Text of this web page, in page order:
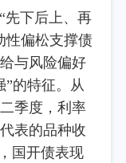
先下后上、再
性偏松支撑债
与风险偏好
”的特征。从
季度，利率
表的品种收
国开债表现